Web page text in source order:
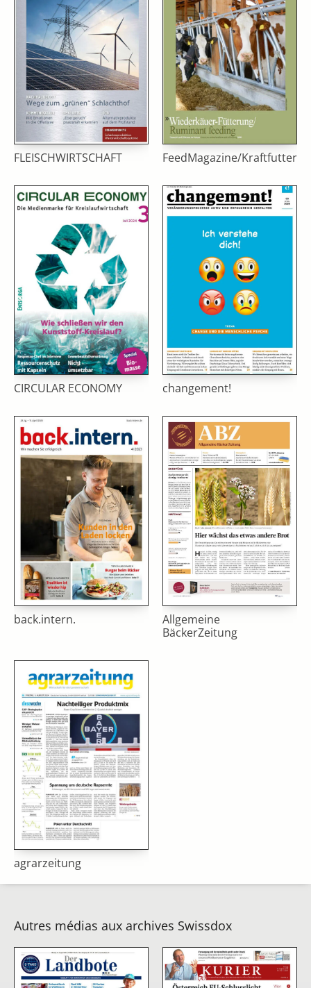
FLEISCHWIRTSCHAFT FeedMagazine/Kraftfutter
CIRCULAR ECONOMY changement!
back.intern.
Allgemeine
BäckerZeitung
agrarzeitung
Autres médias aux archives Swissdox